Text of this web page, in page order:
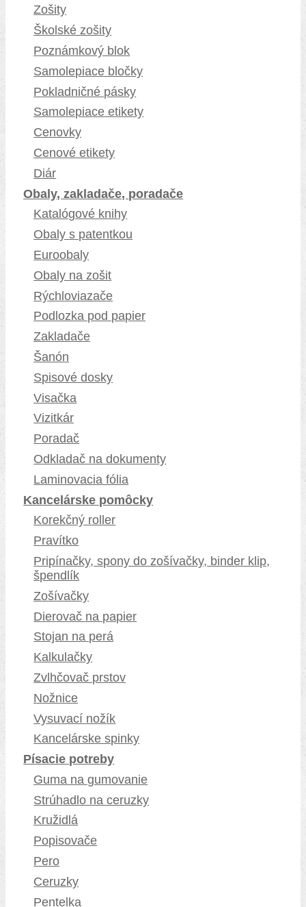
Zošity
Školské zošity
Poznámkový blok
Samolepiace bločky
Pokladničné pásky
Samolepiace etikety
Cenovky
Cenové etikety
Diár
Obaly, zakladače, poradače
Katalógové knihy
Obaly s patentkou
Euroobaly
Obaly na zošit
Rýchloviazače
Podlozka pod papier
Zakladače
Šanón
Spisové dosky
Visačka
Vizitkár
Poradač
Odkladač na dokumenty
Laminovacia fólia
Kancelárske pomôcky
Korekčný roller
Pravítko
Pripínačky, spony do zošívačky, binder klip,
špendlík
Zošívačky
Dierovač na papier
Stojan na perá
Kalkulačky
Zvlhčovač prstov
Nožnice
Vysuvací nožík
Kancelárske spinky
Písacie potreby
Guma na gumovanie
Strúhadlo na ceruzky
Kružidlá
Popisovače
Pero
Ceruzky
Pentelka